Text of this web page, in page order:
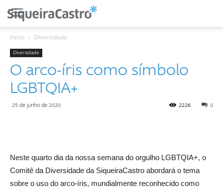
Início Diversidade
Diversidade
O arco-íris como símbolo
LGBTQIA+
25 de junho de 2020 0
2226
Neste quarto dia da nossa semana do orgulho LGBTQIA+, o
Comitê da Diversidade da SiqueiraCastro abordará o tema
sobre o uso do arco-íris, mundialmente reconhecido como